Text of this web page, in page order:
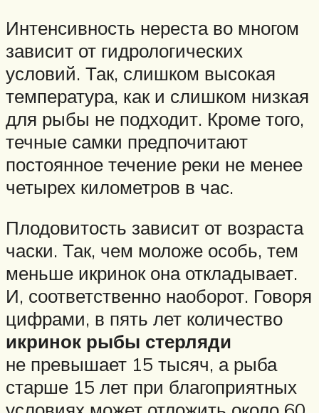
Интенсивность нереста во многом
зависит от гидрологических
условий. Так, слишком высокая
температура, как и слишком низкая
для рыбы не подходит. Кроме того,
течные самки предпочитают
постоянное течение реки не менее
четырех километров в час.
Плодовитость зависит от возраста
часки. Так, чем моложе особь, тем
меньше икринок она откладывает.
И, соответственно наоборот. Говоря
цифрами, в пять лет количество
икринок рыбы стерляди
не превышает 15 тысяч, а рыба
старше 15 лет при благоприятных